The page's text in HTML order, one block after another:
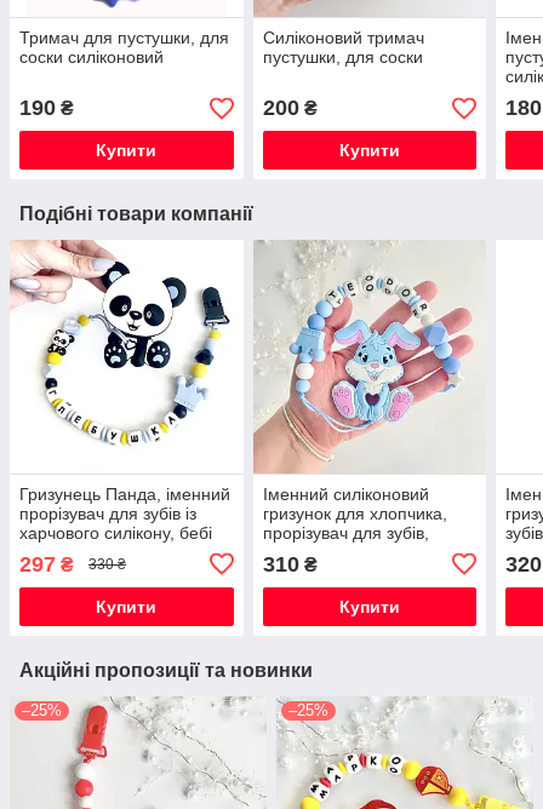
Тримач для пустушки, для
соски силіконовий
190 ₴
Купити
Силіконовий тримач
пустушки, для соски
200₴
Купити
180
Подібні товари компанії
Гризунець Панда, іменний
прорізувач для зубів із
харчового силікону, бебі
297 ₴ 330 ₴
Купити
Іменний силіконовий
гризунок для хлопчика,
прорізувач для зубів,
310₴
Купити
320
Акційні пропозиції та новинки
–25% –25%